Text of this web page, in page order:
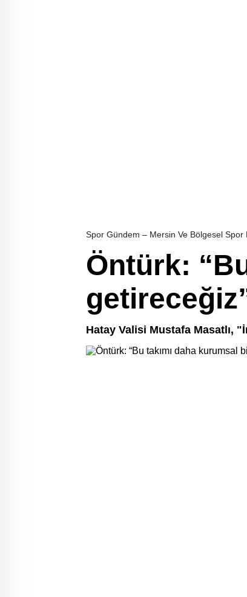
Spor Gündem – Mersin Ve Bölgesel Spor
Öntürk:
Hatay Valisi Mustafa Masatlı,